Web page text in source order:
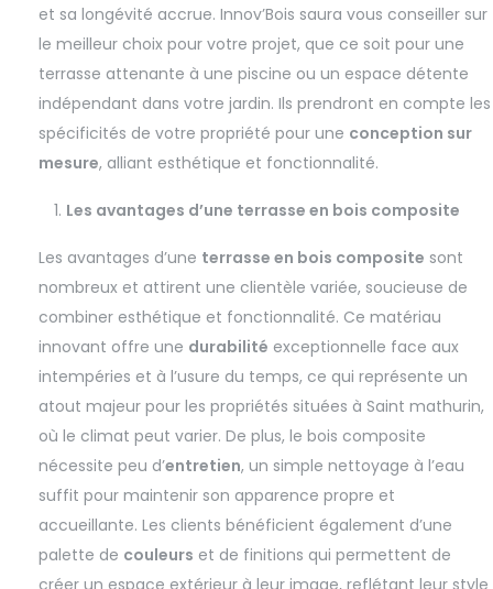
et sa longévité accrue. Innov’Bois saura vous conseiller sur
le meilleur choix pour votre projet, que ce soit pour une
terrasse attenante à une piscine ou un espace détente
indépendant dans votre jardin. Ils prendront en compte les
spécificités de votre propriété pour une conception sur
mesure, alliant esthétique et fonctionnalité.
Les avantages d’une terrasse en bois composite
Les avantages d’une terrasse en bois composite sont
nombreux et attirent une clientèle variée, soucieuse de
combiner esthétique et fonctionnalité. Ce matériau
innovant offre une durabilité exceptionnelle face aux
intempéries et à l’usure du temps, ce qui représente un
atout majeur pour les propriétés situées à Saint mathurin,
où le climat peut varier. De plus, le bois composite
nécessite peu d’entretien, un simple nettoyage à l’eau
suffit pour maintenir son apparence propre et
accueillante. Les clients bénéficient également d’une
palette de couleurs et de finitions qui permettent de